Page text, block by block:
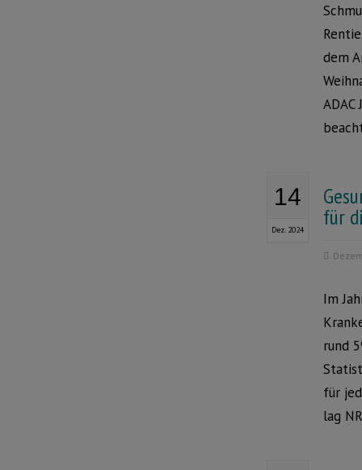
dem
14
Dez. 2024 für
Im
rund
für
lag